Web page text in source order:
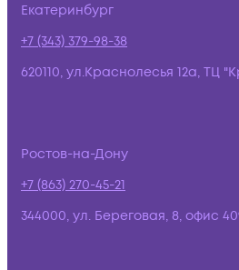
Екатеринбург
+7 (343) 379-98-38
620110, ул.Краснолесья 12а, ТЦ
Ростов-на-Дону
+7 (863) 270-45-21
344000, ул. Береговая, 8, офис